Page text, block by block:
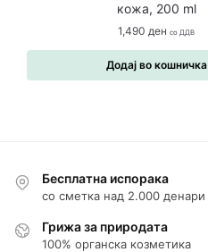
кожа, 200 ml
1,490 ден со ДДВ
Додај во кошничка
Бесплатна испорака
со сметка над 2.000 денари
Грижа за природата
100% органска козметика